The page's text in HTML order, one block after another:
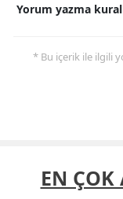
Yorum yazma
* Bu içerik ile ilgili
EN ÇOK